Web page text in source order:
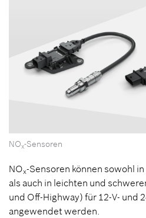
NOx-Sensoren
NOx-Sensoren können sowohl
als auch in leichten und
und Off-Highway) für 12-V- und
angewendet werden.